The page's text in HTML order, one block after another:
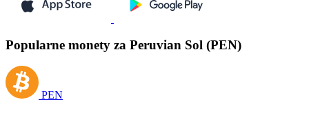
Popularne monety za Peruvian Sol (PEN)
PEN